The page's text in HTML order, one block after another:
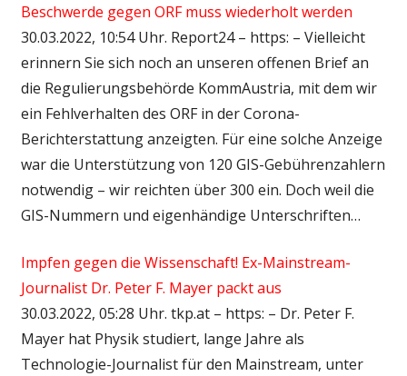
Beschwerde gegen ORF muss wiederholt werden
30.03.2022, 10:54 Uhr. Report24 – https: – Vielleicht
erinnern Sie sich noch an unseren offenen Brief an
die Regulierungsbehörde KommAustria, mit dem wir
ein Fehlverhalten des ORF in der Corona-
Berichterstattung anzeigten. Für eine solche Anzeige
war die Unterstützung von 120 GIS-Gebührenzahlern
notwendig – wir reichten über 300 ein. Doch weil die
GIS-Nummern und eigenhändige Unterschriften…
Impfen gegen die Wissenschaft! Ex-Mainstream-
Journalist Dr. Peter F. Mayer packt aus
30.03.2022, 05:28 Uhr. tkp.at – https: – Dr. Peter F.
Mayer hat Physik studiert, lange Jahre als
Technologie-Journalist für den Mainstream, unter